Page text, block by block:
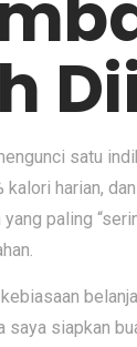
satu
harian,
paling
siapkan